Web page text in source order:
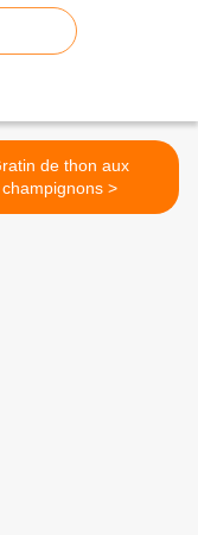
de thon aux
champignons >